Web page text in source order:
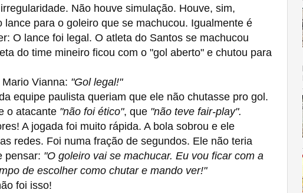
Não houve simulação. Houve, sim,
lance para o goleiro que se machucou. Igualmente é
O lance foi legal. O atleta do Santos se machucou
do time mineiro ficou com o "gol aberto" e chutou para
Vianna: "Gol legal!"
equipe paulista queriam que ele não chutasse pro gol.
o atacante "não foi ético", que "não teve fair-play".
A jogada foi muito rápida. A bola sobrou e ele
redes. Foi numa fração de segundos. Ele não teria
pensar: "O goleiro vai se machucar. Eu vou ficar com a
de escolher como chutar e mando ver!"
foi isso!